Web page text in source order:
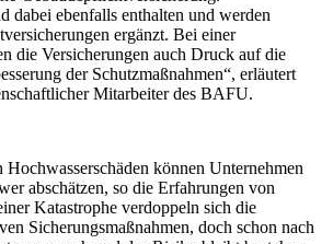
dabei ebenfalls enthalten und werden
ergänzt. Bei einer
die Versicherungen auch Druck auf die
der Schutzmaßnahmen“, erläutert
Mitarbeiter des BAFU.
können Unternehmen
abschätzen, so die Erfahrungen von
Katastrophe verdoppeln sich die
Sicherungsmaßnahmen, doch schon nach